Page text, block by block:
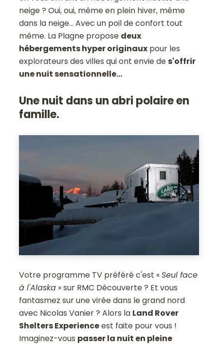
neige ? Oui, oui, même en plein hiver, même
dans la neige... Avec un poil de confort tout
même. La Plagne propose deux
hébergements hyper originaux pour les
explorateurs des villes qui ont envie des'offrir
une nuit sensationnelle...
Une nuit dans un abri polaire en
famille.
Votre programme TV préféré c'est «Seul face
à l'Alaska » sur RMC Découverte ? Et vous
fantasmez sur une virée dans le grand nord
avec Nicolas Vanier ? Alors la Land Rover
Shelters Experienceest faite pour vous !
Imaginez-vous passer la nuit en pleine